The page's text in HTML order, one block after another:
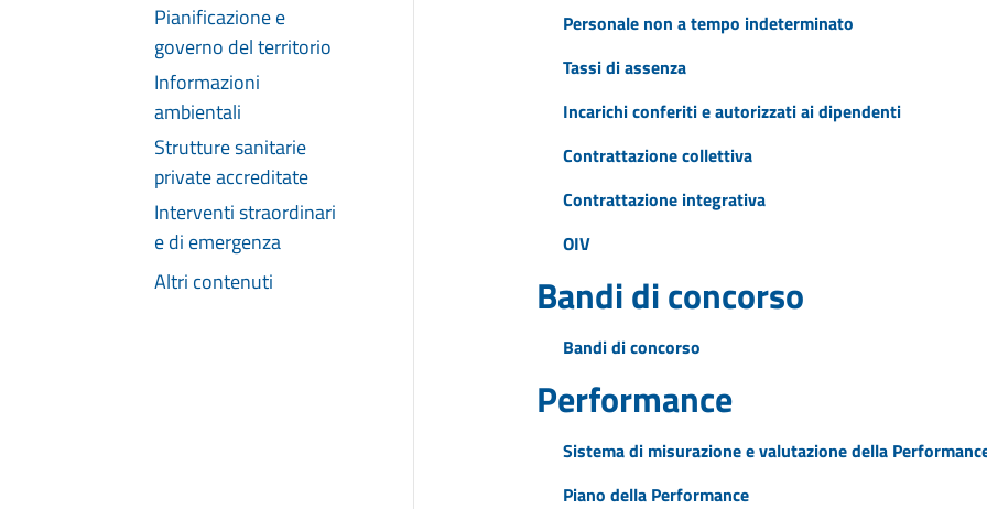
Pianificazione e
governo del territorio
Informazioni
ambientali
Strutture sanitarie
private accreditate
Interventi straordinari
e di emergenza
Altri contenuti
Personale non a tempo indeterminato
Tassi di assenza
Incarichi conferiti e autorizzati ai dipendenti
Contrattazione collettiva
Contrattazione integrativa
OIV
Bandi di concorso
Bandi di concorso
Performance
Sistema di misurazione e valutazione della
Piano della Performance